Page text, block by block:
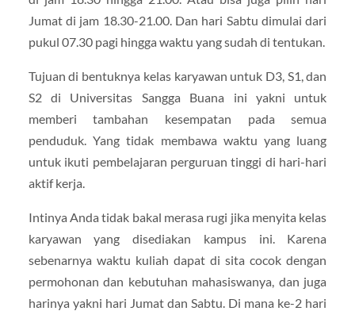
Jumat di jam 18.30-21.00. Dan hari Sabtu dimulai dari
pukul 07.30 pagi hingga waktu yang sudah di tentukan.
Tujuan di bentuknya kelas karyawan untuk D3, S1, dan
S2 di Universitas Sangga Buana ini yakni untuk
memberi tambahan kesempatan pada semua
penduduk. Yang tidak membawa waktu yang luang
untuk ikuti pembelajaran perguruan tinggi di hari-hari
aktif kerja.
Intinya Anda tidak bakal merasa rugi jika menyita kelas
karyawan yang disediakan kampus ini. Karena
sebenarnya waktu kuliah dapat di sita cocok dengan
permohonan dan kebutuhan mahasiswanya, dan juga
harinya yakni hari Jumat dan Sabtu. Di mana ke-2 hari